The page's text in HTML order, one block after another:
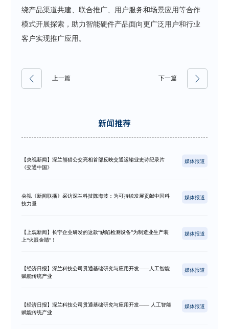
绕产品渠道共建、联合推广、用户服务和场景应用等合作
模式开展探索，助力智能硬件产品面向更广泛用户和行业
客户实现推广应用。
上一篇 下一篇
新闻推荐
【央视新闻】深兰熊猫公交亮相首部反映交通运输业史诗纪录片
《交通中国》
媒体报道
央视《新闻联播》采访深兰科技陈海波：为可持续发展贡献中国科
技力量
媒体报道
【上观新闻】长宁企业研发的这款“缺陷检测设备”为制造业生产装
上“火眼金睛”！
媒体报道
【经济日报】深兰科技公司贯通基础研究与应用开发——人工智能
赋能传统产业
媒体报道
【经济日报】深兰科技公司贯通基础研究与应用开发—— 人工智能
赋能传统产业
媒体报道